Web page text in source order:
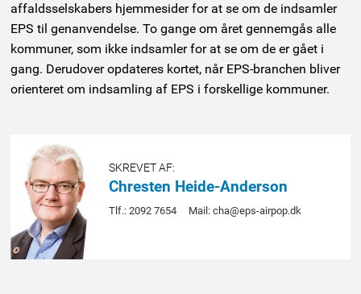
affaldsselskabers hjemmesider for at se om de indsamler
EPS til genanvendelse. To gange om året gennemgås alle
kommuner, som ikke indsamler for at se om de er gået i
gang. Derudover opdateres kortet, når EPS-branchen bliver
orienteret om indsamling af EPS i forskellige kommuner.
SKREVET AF:
Chresten Heide-Anderson
Tlf.: 2092 7654 Mail: cha@eps-airpop.dk